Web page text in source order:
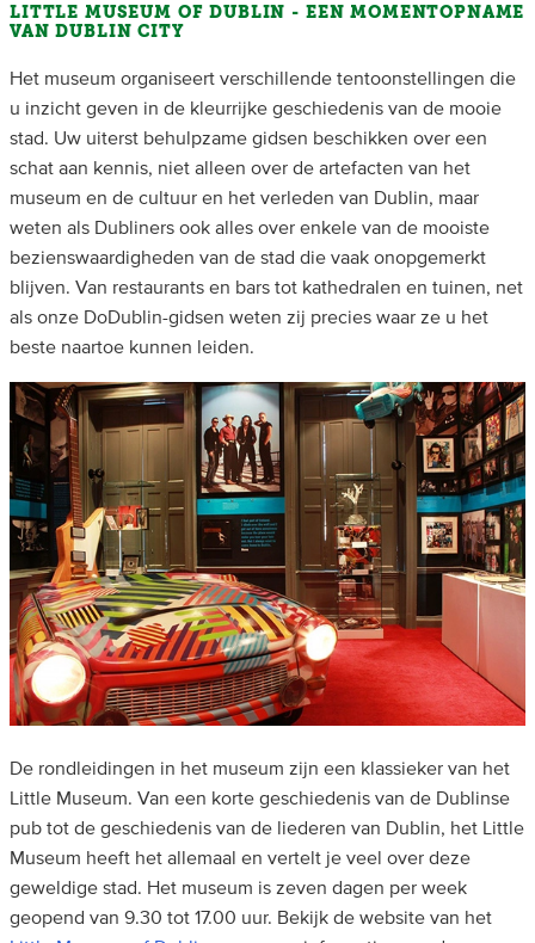
LITTLE MUSEUM OF DUBLIN - EEN MOMENTOPNAME
VAN DUBLIN CITY
Het museum organiseert verschillende tentoonstellingen die
u inzicht geven in de kleurrijke geschiedenis van de mooie
stad. Uw uiterst behulpzame gidsen beschikken over een
schat aan kennis, niet alleen over de artefacten van het
museum en de cultuur en het verleden van Dublin, maar
weten als Dubliners ook alles over enkele van de mooiste
bezienswaardigheden van de stad die vaak onopgemerkt
blijven. Van restaurants en bars tot kathedralen en tuinen, net
als onze DoDublin-gidsen weten zij precies waar ze u het
beste naartoe kunnen leiden.
De rondleidingen in het museum zijn een klassieker van het
Little Museum. Van een korte geschiedenis van de Dublinse
pub tot de geschiedenis van de liederen van Dublin, het Little
Museum heeft het allemaal en vertelt je veel over deze
geweldige stad. Het museum is zeven dagen per week
geopend van 9.30 tot 17.00 uur. Bekijk de website van het